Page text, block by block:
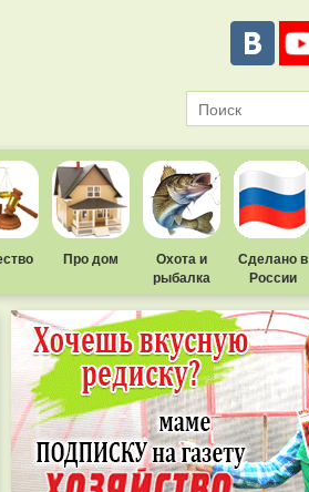
Про дом
Охота и
рыбалка
Сделано в
России